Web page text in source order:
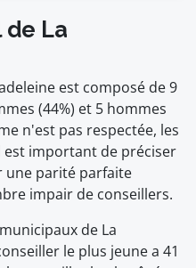
La
est composé de 9
(44%) et 5 hommes
n'est pas respectée, les
important de préciser
une parité parfaite
impair de conseillers.
de La
le plus jeune a 41